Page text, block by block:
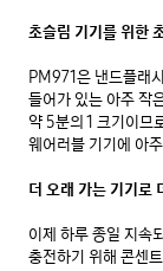
초슬림 기기를 위한
PM971은 낸드플래
들어가 있는 아주 작
약 5분의 1 크기이므
웨어러블 기기에 아
더 오래 가는 기기로
이제 하루 종일 지속
충전하기 위해 콘센